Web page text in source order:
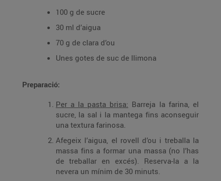
100 g de sucre
30 ml d’aigua
70 g de clara d’ou
Unes gotes de suc de llimona
Preparació:
Per a la pasta brisa: Barreja la farina, el
sucre, la sal i la mantega fins aconseguir
una textura farinosa.
Afegeix l’aigua, el rovell d’ou i treballa la
massa fins a formar una massa (no l’has
de treballar en excés). Reserva-la a la
nevera un mínim de 30 minuts.